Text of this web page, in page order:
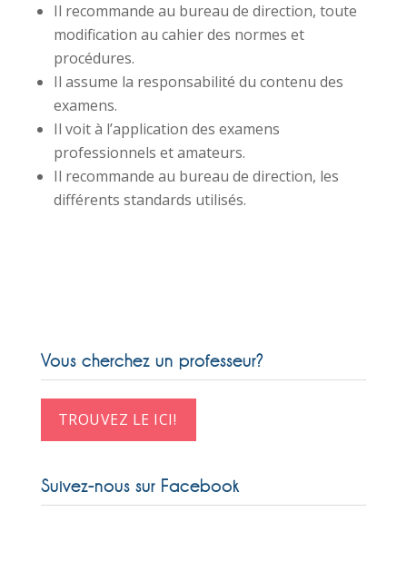
Il recommande au bureau de direction, toute
modification au cahier des normes et
procédures.
Il assume la responsabilité du contenu des
examens.
Il voit à l’application des examens
professionnels et amateurs.
Il recommande au bureau de direction, les
différents standards utilisés.
Vous cherchez un professeur?
TROUVEZ LE ICI!
Suivez-nous sur Facebook